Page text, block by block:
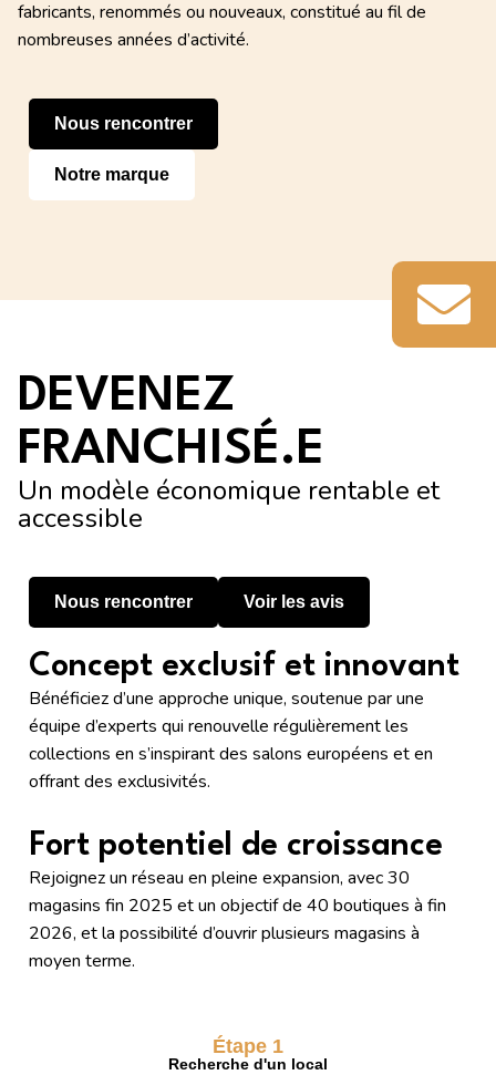
fabricants, renommés ou nouveaux, constitué au fil de
nombreuses années d’activité.
Nous rencontrer
Notre marque
DEVENEZ
FRANCHISÉ.E
Un modèle économique rentable et
accessible
Nous rencontrer Voir les avis
Concept exclusif et innovant
​Bénéficiez d’une approche unique, soutenue par une
équipe d’experts qui renouvelle régulièrement les
collections en s’inspirant des salons européens et en
offrant des exclusivités.
Fort potentiel de croissance
Rejoignez un réseau en pleine expansion, avec 30
magasins fin 2025 et un objectif de 40 boutiques à fin
2026, et la possibilité d’ouvrir plusieurs magasins à
moyen terme.
Étape 1
Recherche d'un local